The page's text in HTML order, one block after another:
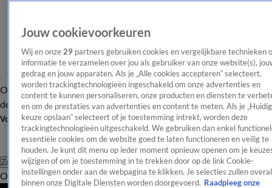
OverzichtAfleveringen Entertainment TV Algemeen
Tip
de redactieNieuwsbrief
Volg Shownieuws
Zoeken
OverzichtEntertainmentSpraakmakendRealityCrimeVideo's
Jouw cookievoorkeuren
Wij en onze 29 partners gebruiken cookies en vergelijkbare technieken
informatie te verzamelen over jou als gebruiker van onze website(s),
gedrag en jouw apparaten. Als je „Alle cookies accepteren” selecteert,
worden trackingtechnologieën ingeschakeld om onze advertenties en
content te kunnen personaliseren, onze producten en diensten te
en om de prestaties van advertenties en content te meten. Als je
keuze opslaan” selecteert of je toestemming intrekt, worden deze
trackingtechnologieën uitgeschakeld. We gebruiken dan enkel
essentiële cookies om de website goed te laten functioneren en veilig te
houden. Je kunt dit menu op ieder moment opnieuw openen om je
wijzigen of om je toestemming in te trekken door op de link Cookie-
instellingen onder aan de webpagina te klikken. Je selecties zullen overal
binnen onze Digitale Diensten worden doorgevoerd. Raadpleeg onze